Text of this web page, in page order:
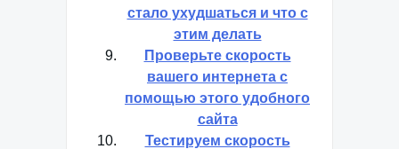
стало ухудшаться и что с
этим делать
Проверьте скорость
вашего интернета с
помощью этого удобного
сайта
Тестируем скорость